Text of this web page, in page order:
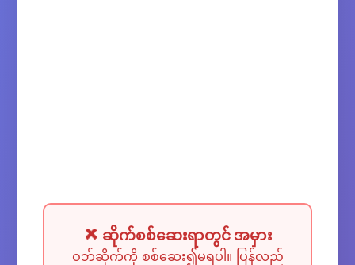
❌ ဆိုက်စစ်ဆေးရာတွင် အမှား
ဝဘ်ဆိုက်ကို စစ်ဆေး၍မရပါ။ ပြန်လည်